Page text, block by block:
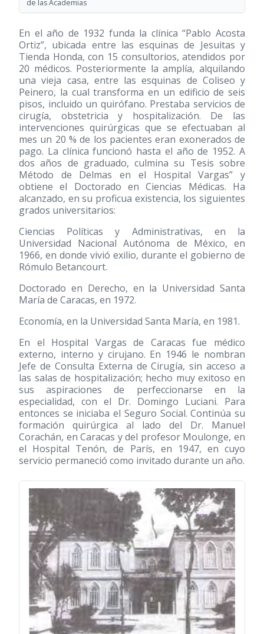
de las Academias
En el año de 1932 funda la clínica “Pablo Acosta
Ortiz”, ubicada entre las esquinas de Jesuitas y
Tienda Honda, con 15 consultorios, atendidos por
20 médicos. Posteriormente la amplía, alquilando
una vieja casa, entre las esquinas de Coliseo y
Peinero, la cual transforma en un edificio de seis
pisos, incluido un quirófano. Prestaba servicios de
cirugía, obstetricia y hospitalización. De las
intervenciones quirúrgicas que se efectuaban al
mes un 20 % de los pacientes eran exonerados de
pago. La clínica funcionó hasta el año de 1952. A
dos años de graduado, culmina su Tesis sobre
Método de Delmas en el Hospital Vargas” y
obtiene el Doctorado en Ciencias Médicas. Ha
alcanzado, en su proficua existencia, los siguientes
grados universitarios:
Ciencias Políticas y Administrativas, en la
Universidad Nacional Autónoma de México, en
1966, en donde vivió exilio, durante el gobierno de
Rómulo Betancourt.
Doctorado en Derecho, en la Universidad Santa
María de Caracas, en 1972.
Economía, en la Universidad Santa María, en 1981.
En el Hospital Vargas de Caracas fue médico
externo, interno y cirujano. En 1946 le nombran
Jefe de Consulta Externa de Cirugía, sin acceso a
las salas de hospitalización; hecho muy exitoso en
sus aspiraciones de perfeccionarse en la
especialidad, con el Dr. Domingo Luciani. Para
entonces se iniciaba el Seguro Social. Continúa su
formación quirúrgica al lado del Dr. Manuel
Corachán, en Caracas y del profesor Moulonge, en
el Hospital Tenón, de París, en 1947, en cuyo
servicio permaneció como invitado durante un año.